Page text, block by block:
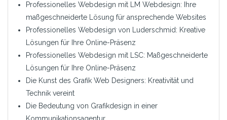
Professionelles Webdesign mit LM Webdesign: Ihre
maßgeschneiderte Lösung für ansprechende Websites
Professionelles Webdesign von Luderschmid: Kreative
Lösungen für Ihre Online-Präsenz
Professionelles Webdesign mit LSC: Maßgeschneiderte
Lösungen für Ihre Online-Präsenz
Die Kunst des Grafik Web Designers: Kreativität und
Technik vereint
Die Bedeutung von Grafikdesign in einer